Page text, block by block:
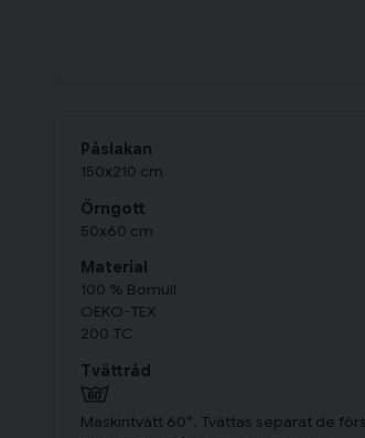
Påslakan
150x210 cm
Örngott
50x60 cm
Material
100 % Bomull
OEKO-TEX
200 TC
Tvättråd
Maskintvätt 60°. Tvättas separat de